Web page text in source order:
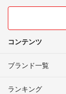
コンテンツ
ブランド一覧
ランキング